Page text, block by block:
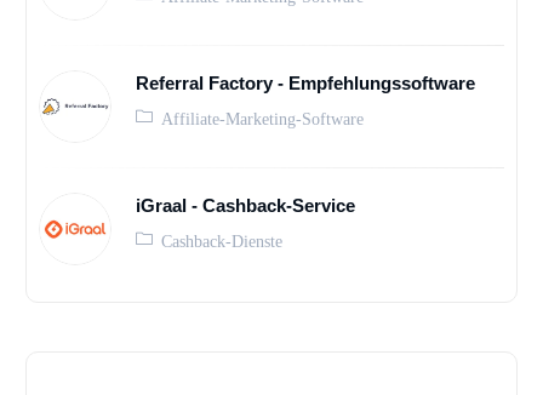
Referral Factory - Empfehlungssoftware
Affiliate-Marketing-Software
iGraal - Cashback-Service
Cashback-Dienste